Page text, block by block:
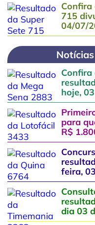
Confira
715
04/07/
Confira
hoje,
para
R$
feira,
dia 03